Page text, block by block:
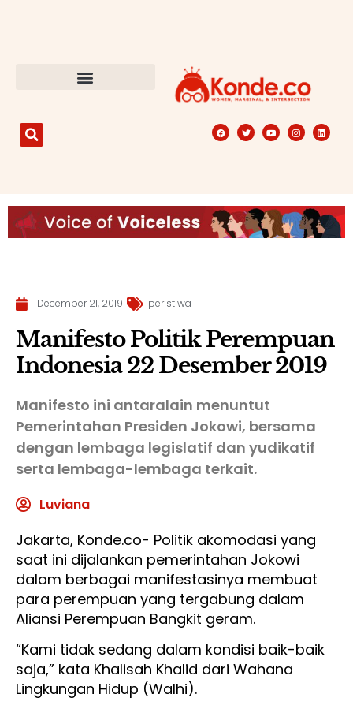
December 21, 2019 peristiwa
Manifesto Politik Perempuan
Indonesia 22 Desember 2019
Manifesto ini antaralain menuntut
Pemerintahan Presiden Jokowi, bersama
dengan lembaga legislatif dan yudikatif
serta lembaga-lembaga terkait.
Luviana
Jakarta, Konde.co- Politik akomodasi yang
saat ini dijalankan pemerintahan Jokowi
dalam berbagai manifestasinya membuat
para perempuan yang tergabung dalam
Aliansi Perempuan Bangkit geram.
“Kami tidak sedang dalam kondisi baik-baik
saja,” kata Khalisah Khalid dari Wahana
Lingkungan Hidup (Walhi).